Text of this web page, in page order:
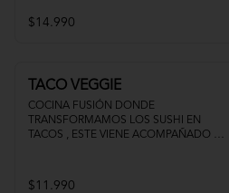
$14.990
TACO VEGGIE
COCINA FUSIÓN DONDE
TRANSFORMAMOS LOS SUSHI EN
TACOS , ESTE VIENE ACOMPAÑADO DE
$11.990